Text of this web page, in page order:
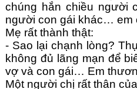
chúng hắn chiều người
người con gái khác… em
Mẹ rất thành thật:
- Sao lại chạnh lòng?
không đủ lãng mạn để
vợ và con gái… Em
Một người chị rất thân